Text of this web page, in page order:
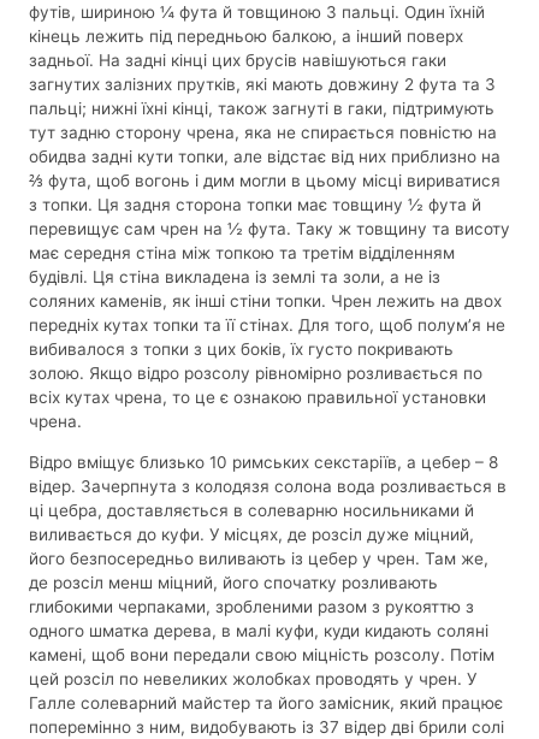
футів, шириною ¼ фута й товщиною 3 пальці. Один їхній
кінець лежить під передньою балкою, а інший поверх
задньої. На задні кінці цих брусів навішуються гаки
загнутих залізних прутків, які мають довжину 2 фута та 3
пальці; нижні їхні кінці, також загнуті в гаки, підтримують
тут задню сторону чрена, яка не спирається повністю на
обидва задні кути топки, але відстає від них приблизно на
⅔ фута, щоб вогонь і дим могли в цьому місці вириватися
з топки. Ця задня сторона топки має товщину ½ фута й
перевищує сам чрен на ½ фута. Таку ж товщину та висоту
має середня стіна між топкою та третім відділенням
будівлі. Ця стіна викладена із землі та золи, а не із
соляних каменів, як інші стіни топки. Чрен лежить на двох
передніх кутах топки та її стінах. Для того, щоб полум’я не
вибивалося з топки з цих боків, їх густо покривають
золою. Якщо відро розсолу рівномірно розливається по
всіх кутах чрена, то це є ознакою правильної установки
чрена.
Відро вміщує близько 10 римських секстаріїв, а цебер – 8
відер. Зачерпнута з колодязя солона вода розливається в
ці цебра, доставляється в солеварню носильниками й
виливається до куфи. У місцях, де розсіл дуже міцний,
його безпосередньо виливають із цебер у чрен. Там же,
де розсіл менш міцний, його спочатку розливають
глибокими черпаками, зробленими разом з рукояттю з
одного шматка дерева, в малі куфи, куди кидають соляні
камені, щоб вони передали свою міцність розсолу. Потім
цей розсіл по невеликих жолобках проводять у чрен. У
Галле солеварний майстер та його замісник, який працює
поперемінно з ним, видобувають із 37 відер дві брили солі